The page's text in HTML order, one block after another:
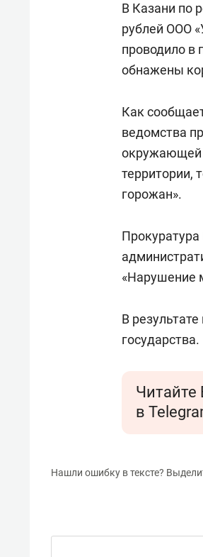
В Казани по
рублей ООО
проводило в
обнажены
Как
ведомства
окружающей
территории,
горожан».
«Нарушение
В
государства.
в
Нашли ошибку в тексте?
Рекомендуем
Как ГК «МИР ГРУПП»
создают оазис жилого
комфорта под